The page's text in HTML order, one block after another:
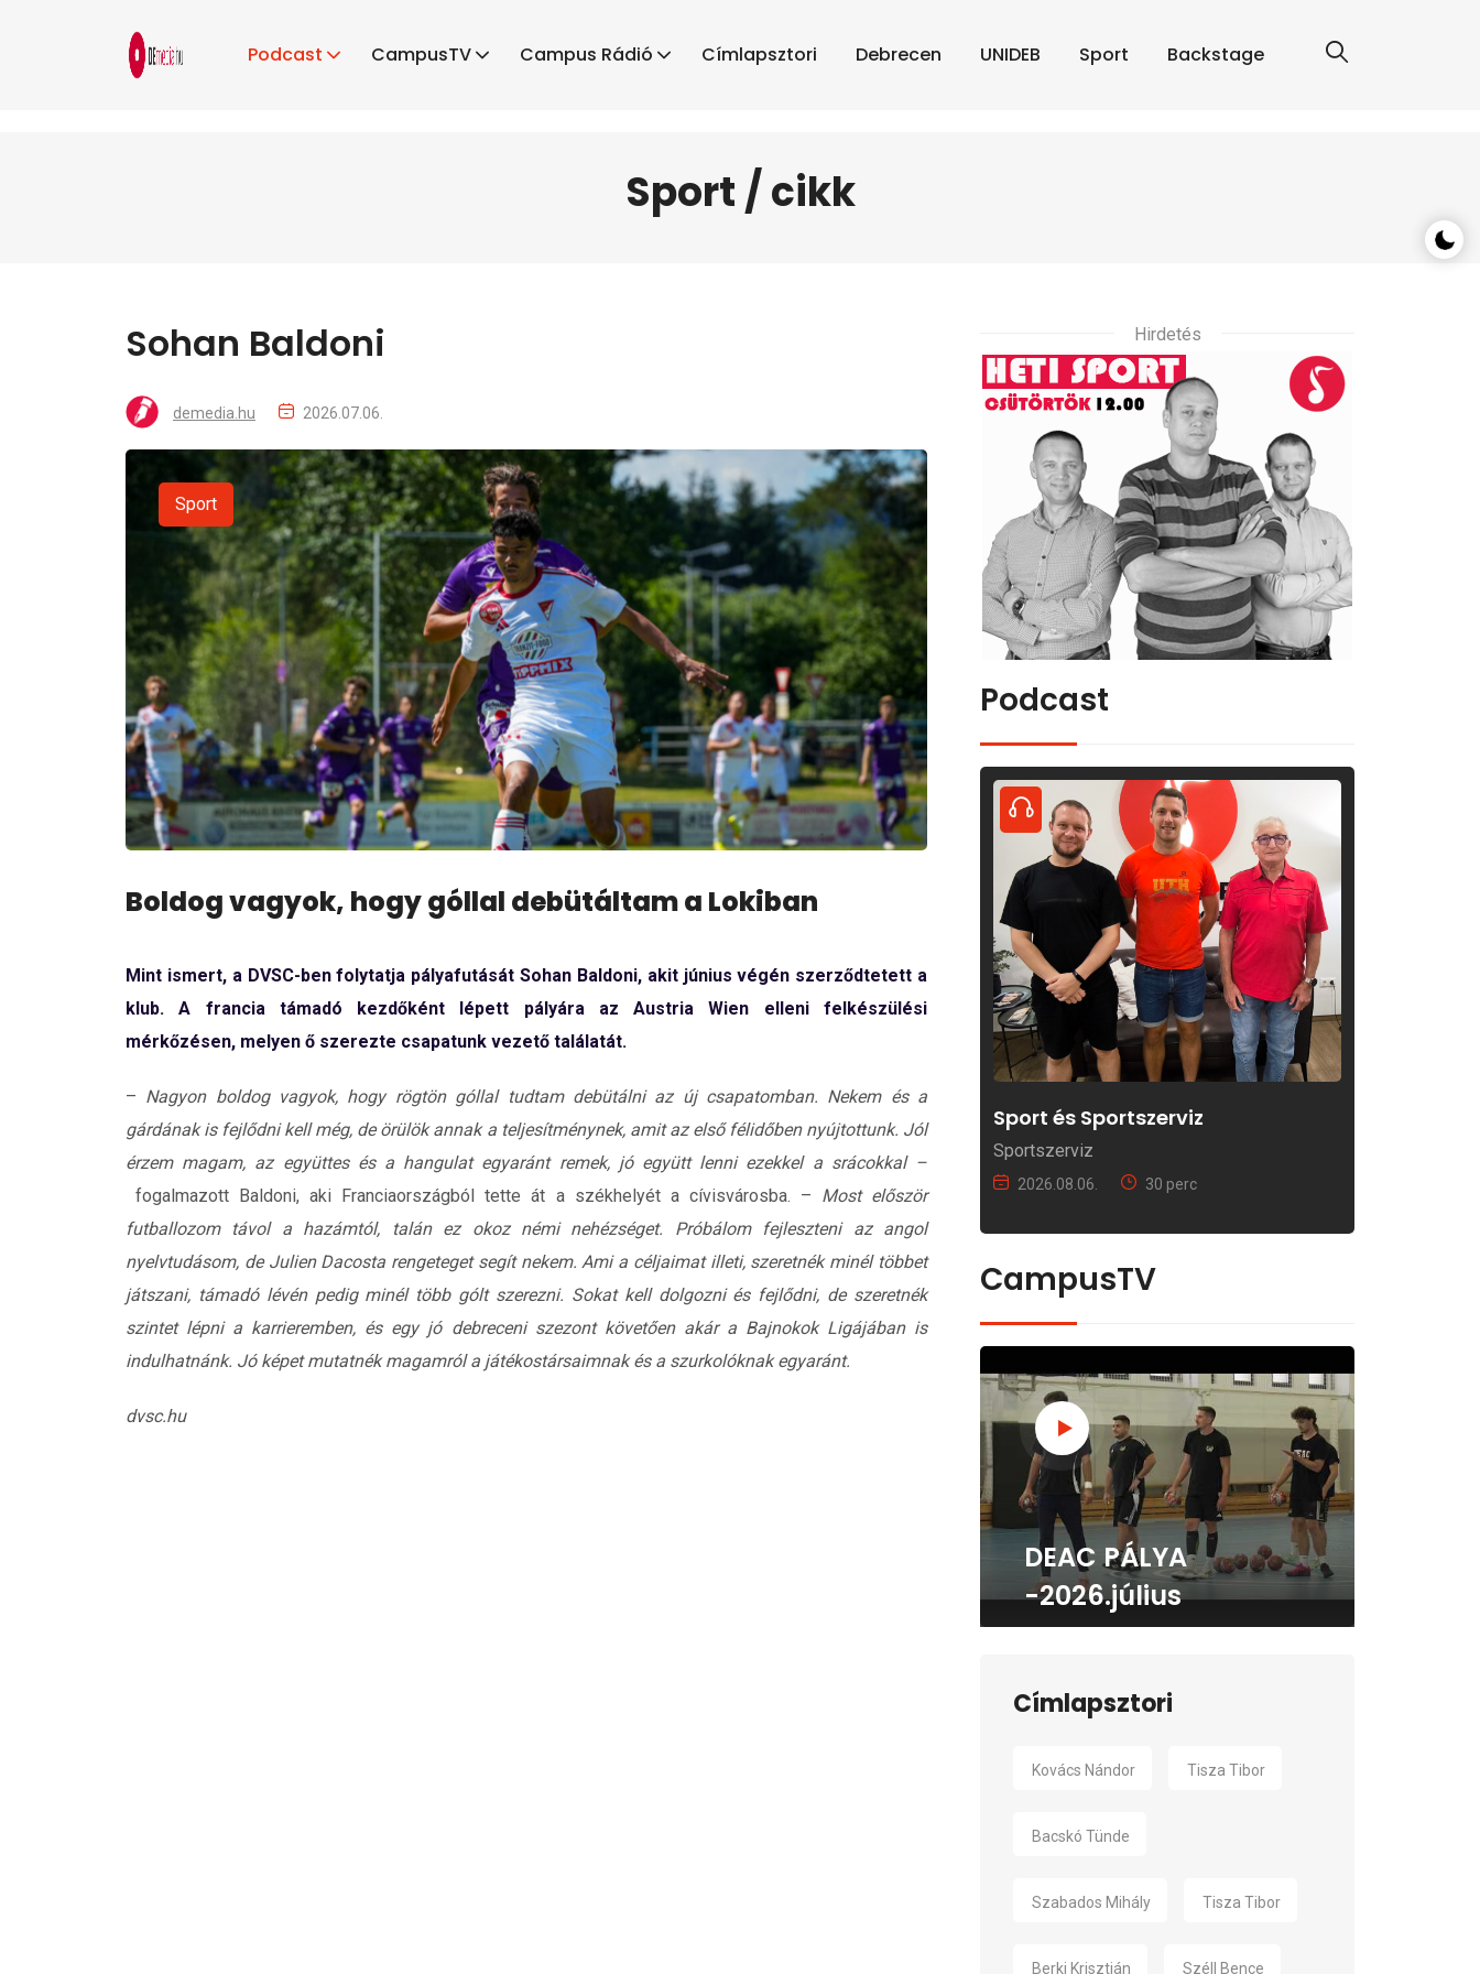
Podcast CampusTV Campus Rádió Címlapsztori Debrecen UNIDEB Sport Backstage
Sport / cikk
Sohan Baldoni
demedia.hu 2026.07.06.
Sport
Boldog vagyok, hogy góllal debütáltam a Lokiban
Mint ismert, a DVSC-ben folytatja pályafutását Sohan Baldoni, akit június végén szerződtetett a
klub. A francia támadó kezdőként lépett pályára az Austria Wien elleni felkészülési
mérkőzésen, melyen ő szerezte csapatunk vezető találatát.
– Nagyon boldog vagyok, hogy rögtön góllal tudtam debütálni az új csapatomban. Nekem és a
gárdának is fejlődni kell még, de örülök annak a teljesítménynek, amit az első félidőben nyújtottunk. Jól
érzem magam, az együttes és a hangulat egyaránt remek, jó együtt lenni ezekkel a srácokkal –
fogalmazott Baldoni, aki Franciaországból tette át a székhelyét a cívisvárosba. – Most először
futballozom távol a hazámtól, talán ez okoz némi nehézséget. Próbálom fejleszteni az angol
nyelvtudásom, de Julien Dacosta rengeteget segít nekem. Ami a céljaimat illeti, szeretnék minél többet
játszani, támadó lévén pedig minél több gólt szerezni. Sokat kell dolgozni és fejlődni, de szeretnék
szintet lépni a karrieremben, és egy jó debreceni szezont követően akár a Bajnokok Ligájában is
indulhatnánk. Jó képet mutatnék magamról a játékostársaimnak és a szurkolóknak egyaránt.
dvsc.hu
Hirdetés
Podcast
Sport és Sportszerviz
Sportszerviz
2026.08.06. 30 perc
CampusTV
DEAC PÁLYA
-2026.július
Címlapsztori
Kovács Nándor Tisza Tibor
Bacskó Tünde
Szabados Mihály Tisza Tibor
Berki Krisztián Széll Bence